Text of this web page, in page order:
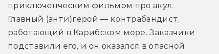
приключенческим фильмом про акул.
Главный (анти)герой — контрабандист,
работающий в Карибском море. Заказчики
подставили его, и он оказался в опасной